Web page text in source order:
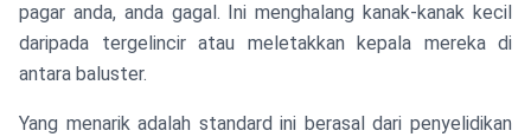
pagar anda, anda gagal. Ini menghalang kanak-kanak kecil
daripada tergelincir atau meletakkan kepala mereka di
antara baluster.
Yang menarik adalah standard ini berasal dari penyelidikan